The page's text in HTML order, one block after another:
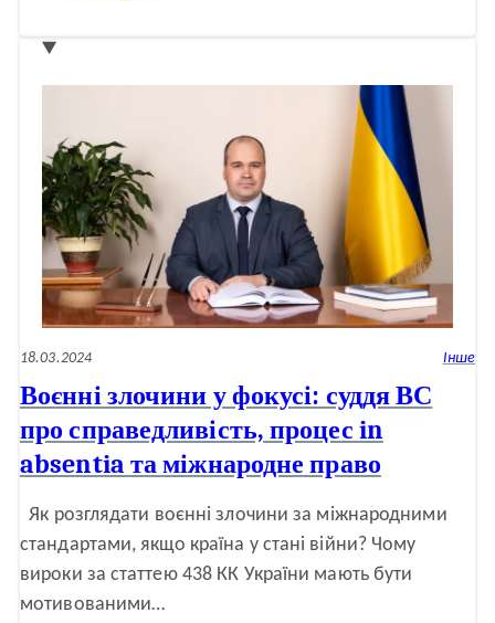
на
форумі
Кримської
платформи
18.03.2024 Інше
Воєнні злочини у фокусі: суддя ВС
про справедливість, процес in
absentia та міжнародне право
Як розглядати воєнні злочини за міжнародними
стандартами, якщо країна у стані війни? Чому
вироки за статтею 438 КК України мають бути
мотивованими…